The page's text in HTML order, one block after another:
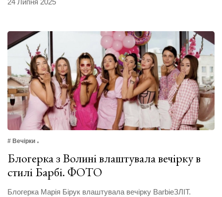
24 Липня 2025
# Вечірки
Блогерка з Волині влаштувала вечірку в
стилі Барбі. ФОТО
Блогерка Марія Бірук влаштувала вечірку BarbieЗЛІТ.